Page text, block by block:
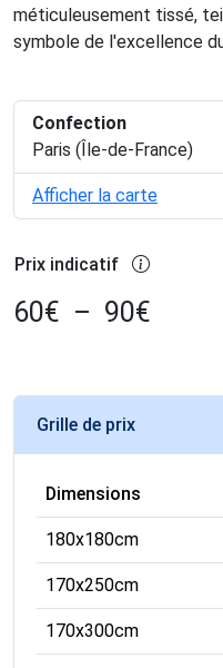
méticuleusement tissé,
symbole de l'excellence
Confection
Paris (Île-de-France)
Afficher la carte
Prix indicatif
60€ – 90€
Grille de prix
Dimensions
180x180cm
170x250cm
170x300cm